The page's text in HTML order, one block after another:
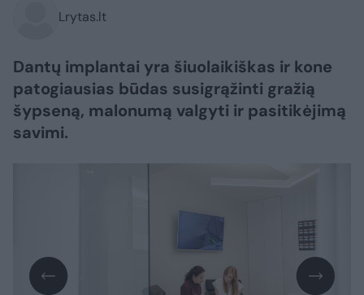
Lrytas.lt
Dantų implantai yra šiuolaikiškas ir kone
patogiausias būdas susigrąžinti gražią
šypseną, malonumą valgyti ir pasitikėjimą
savimi.